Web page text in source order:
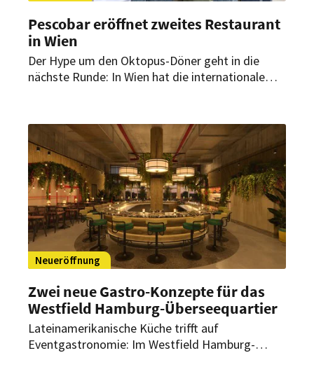
Pescobar eröffnet zweites Restaurant
in Wien
Der Hype um den Oktopus-Döner geht in die
nächste Runde: In Wien hat die internationale
Döner-Varianten, Seafood-Gerichte und XXL-
Sharing-Platten auf der Karte.
Neueröffnung
Zwei neue Gastro-Konzepte für das
Westfield Hamburg-Überseequartier
Lateinamerikanische Küche trifft auf
Eventgastronomie: Im Westfield Hamburg-